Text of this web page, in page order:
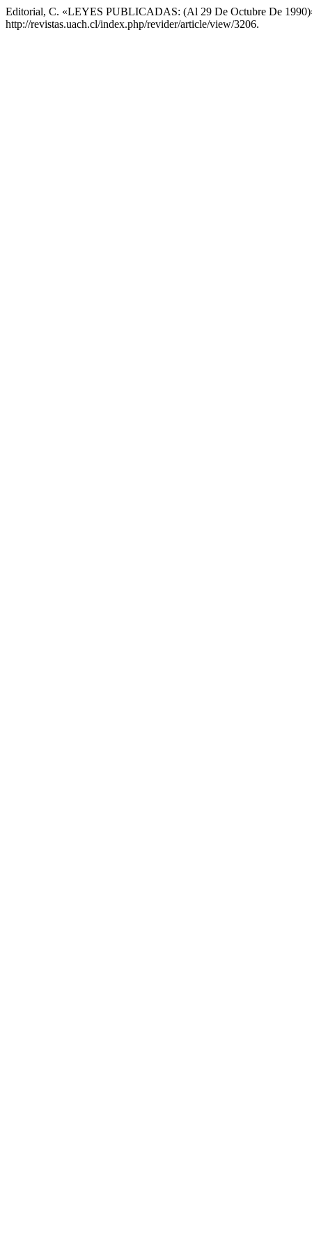
Editorial, C. «LEYES PUBLICADAS: (Al 29 De Octubre De
http://revistas.uach.cl/index.php/revider/article/view/3206.